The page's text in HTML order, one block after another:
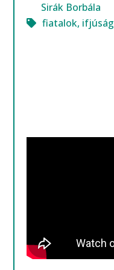
Sirák Borbála
fiatalok, ifjúság